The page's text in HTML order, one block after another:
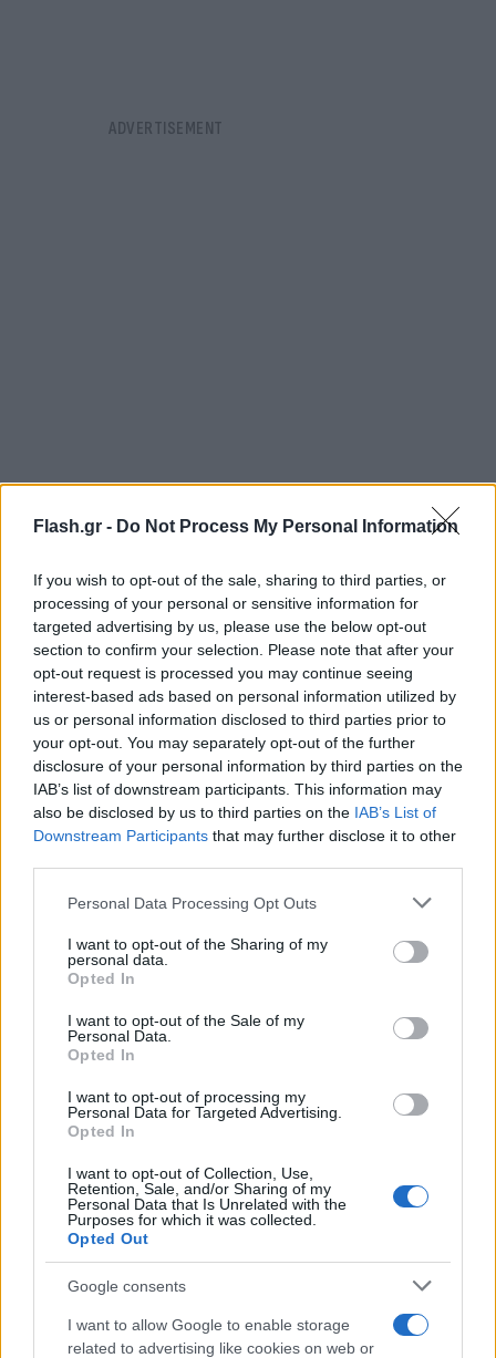
Flash.gr - Do Not Process My Personal Information
If you wish to opt-out of the sale, sharing to third parties, or
processing of your personal or sensitive information for
targeted advertising by us, please use the below opt-out
section to confirm your selection. Please note that after your
opt-out request is processed you may continue seeing
interest-based ads based on personal information utilized by
us or personal information disclosed to third parties prior to
your opt-out. You may separately opt-out of the further
disclosure of your personal information by third parties on the
IAB’s list of downstream participants. This information may
also be disclosed by us to third parties on the IAB’s List of
Downstream Participants that may further disclose it to other
Please note that this website/app uses one or more Google
not limited to your visit or usage behaviour. You may click to
grant or deny consent to Google and its third-party tags to
use your data for below specified purposes in below Google
consent section.
Personal Data Processing Opt Outs
I want to opt-out of the Sharing of my
personal data.
Opted In
I want to opt-out of the Sale of my
Personal Data.
Opted In
I want to opt-out of processing my
Personal Data for Targeted Advertising.
Opted In
I want to opt-out of Collection, Use,
Retention, Sale, and/or Sharing of my
Personal Data that Is Unrelated with the
Purposes for which it was collected.
Opted Out
Google consents
I want to allow Google to enable storage
related to advertising like cookies on web or
«Μπορεί η νέα γενιά να εμπιστευτεί το Κίνημα
Αλλαγής; Και βέβαια μπορεί. Το πρόβλημα είναι ότι
είναι οι νέοι θεωρούν τους πολιτικούς
επαγγελματίες. Ώρα να το αλλάξουμε.
Δεν θέλουμε πολιτικούς που θα κάθονται 30-40
χρόνια σε θέσεις εξουσίας, αλλά πολιτικούς με
επάρκεια, γνώσεις και συνέπεια. Αυτό το κόμμα
οραματίζομαι».